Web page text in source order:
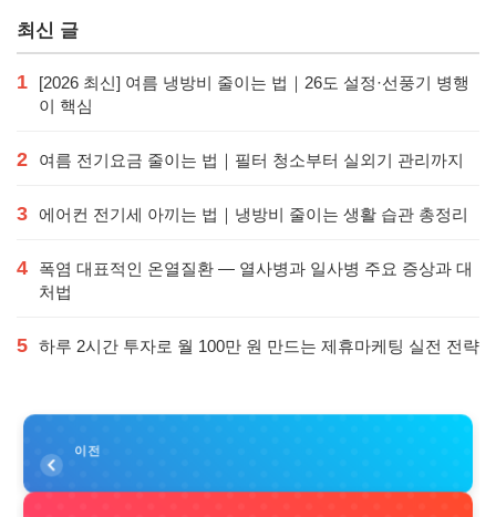
최신 글
1
[2026 최신] 여름 냉방비 줄이는 법｜26도 설정·선풍기 병행
이 핵심
2 여름 전기요금 줄이는 법｜필터 청소부터 실외기 관리까지
3 에어컨 전기세 아끼는 법｜냉방비 줄이는 생활 습관 총정리
4
폭염 대표적인 온열질환 — 열사병과 일사병 주요 증상과 대
처법
5 하루 2시간 투자로 월 100만 원 만드는 제휴마케팅 실전 전략
이전